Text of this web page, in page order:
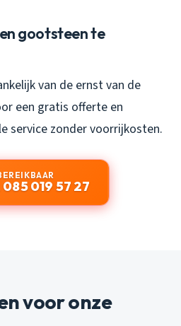
gootsteen te
van de ernst van de
een gratis offerte en
service zonder voorrijkosten.
085 019 57 27
voor onze